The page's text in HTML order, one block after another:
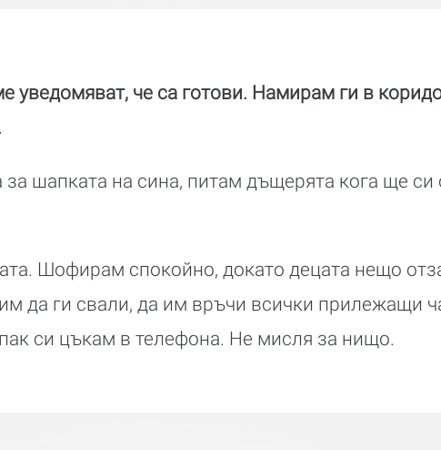
уведомяват, че са готови. Намирам ги в
шапката на сина, питам дъщерята кога ще си
Шофирам спокойно, докато децата нещо
да ги свали, да им връчи всички прилежащи
си цъкам в телефона. Не мисля за нищо.